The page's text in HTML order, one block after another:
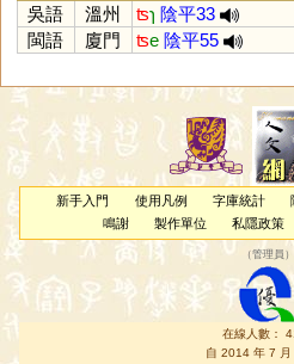
吳語
溫州 ʦɿ 陰平33
閩語
廈門 ʦe 陰平55
新手入門 使用凡例 字庫統計
鳴謝
製作單位 私隱政策
（管理員 ）
在線人數：
自 2014 年 7 月